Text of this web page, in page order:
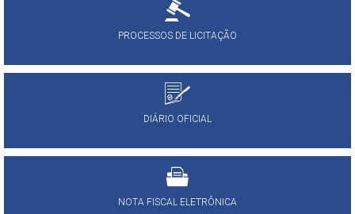
PROCESSOS DE LICITAÇÃO
DIÁRIO OFICIAL
NOTA FISCAL ELETRÔNICA